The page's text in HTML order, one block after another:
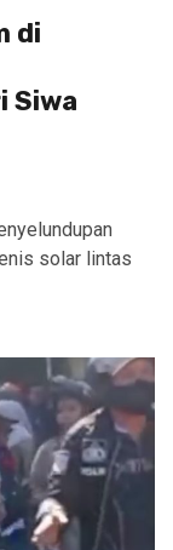
di
Siwa
solar lintas